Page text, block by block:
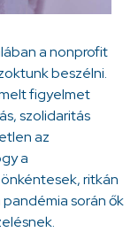
a nonprofit
beszélni.
figyelmet
szolidaritás
az
a
ritkán
során ők